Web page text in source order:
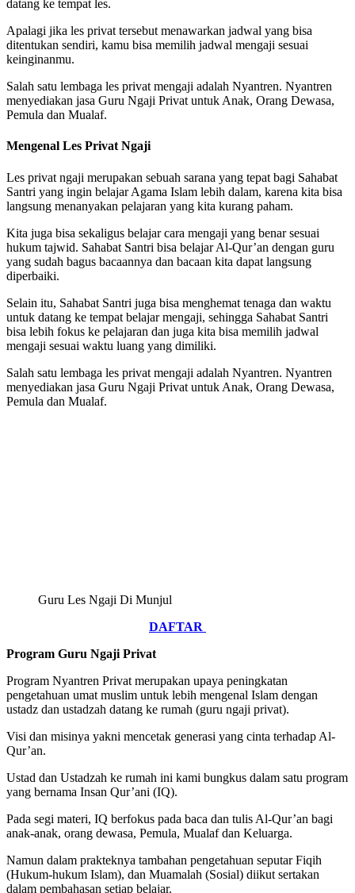
datang ke tempat les.
Apalagi jika les privat tersebut menawarkan jadwal yang bisa
ditentukan sendiri, kamu bisa memilih jadwal mengaji sesuai
keinginanmu.
Salah satu lembaga les privat mengaji adalah Nyantren. Nyantren
menyediakan jasa Guru Ngaji Privat untuk Anak, Orang Dewasa,
Pemula dan Mualaf.
Mengenal Les Privat Ngaji
Les privat ngaji merupakan sebuah sarana yang tepat bagi Sahabat
Santri yang ingin belajar Agama Islam lebih dalam, karena kita bisa
langsung menanyakan pelajaran yang kita kurang paham.
Kita juga bisa sekaligus belajar cara mengaji yang benar sesuai
hukum tajwid. Sahabat Santri bisa belajar Al-Qur’an dengan guru
yang sudah bagus bacaannya dan bacaan kita dapat langsung
diperbaiki.
Selain itu, Sahabat Santri juga bisa menghemat tenaga dan waktu
untuk datang ke tempat belajar mengaji, sehingga Sahabat Santri
bisa lebih fokus ke pelajaran dan juga kita bisa memilih jadwal
mengaji sesuai waktu luang yang dimiliki.
Salah satu lembaga les privat mengaji adalah Nyantren. Nyantren
menyediakan jasa Guru Ngaji Privat untuk Anak, Orang Dewasa,
Pemula dan Mualaf.
Guru Les Ngaji Di Munjul
DAFTAR
Program Guru Ngaji Privat
Program Nyantren Privat merupakan upaya peningkatan
pengetahuan umat muslim untuk lebih mengenal Islam dengan
ustadz dan ustadzah datang ke rumah (guru ngaji privat).
Visi dan misinya yakni mencetak generasi yang cinta terhadap Al-
Qur’an.
Ustad dan Ustadzah ke rumah ini kami bungkus dalam satu program
yang bernama Insan Qur’ani (IQ).
Pada segi materi, IQ berfokus pada baca dan tulis Al-Qur’an bagi
anak-anak, orang dewasa, Pemula, Mualaf dan Keluarga.
Namun dalam prakteknya tambahan pengetahuan seputar Fiqih
(Hukum-hukum Islam), dan Muamalah (Sosial) diikut sertakan
dalam pembahasan setiap belajar.